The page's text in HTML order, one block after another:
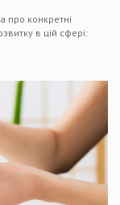
про конкретні
в цій сфері: